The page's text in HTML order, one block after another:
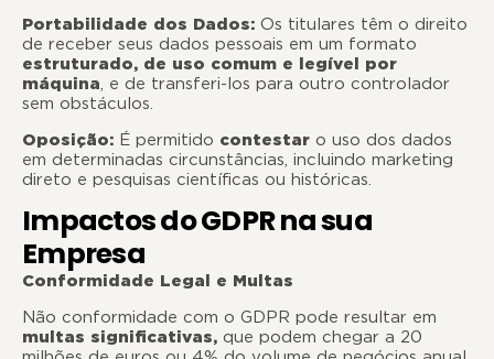
Portabilidade dos Dados: Os titulares têm o direito
de receber seus dados pessoais em um formato
estruturado, de uso comum e legível por
máquina, e de transferi-los para outro controlador
sem obstáculos.
Oposição: É permitido contestar o uso dos dados
em determinadas circunstâncias, incluindo marketing
direto e pesquisas científicas ou históricas.
Impactos do GDPR na sua
Empresa
Conformidade Legal e Multas
Não conformidade com o GDPR pode resultar em
multas significativas, que podem chegar a 20